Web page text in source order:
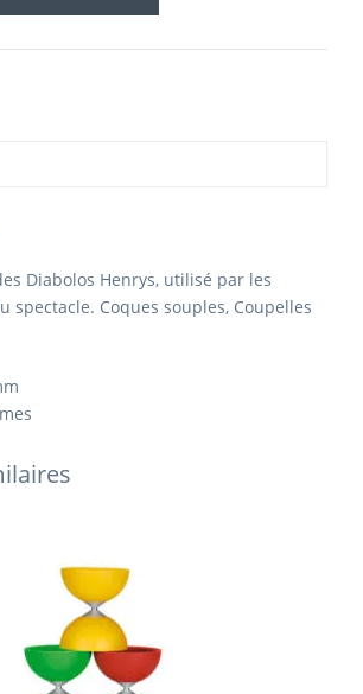
Diabolos Henrys, utilisé par les
spectacle. Coques souples, Coupelles